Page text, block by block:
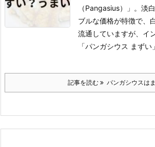
（Pangasius）」。 淡
ブルな価格が特徴で、
流通していますが、イ
「パンガシウス まずい
記事を読む パンガシウスは